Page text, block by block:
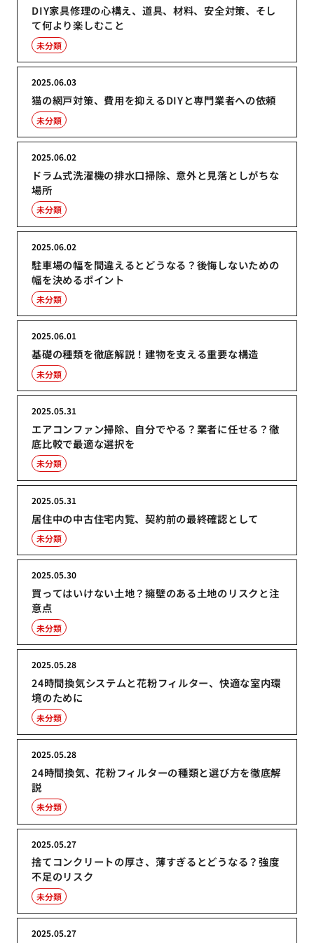
DIY家具修理の心構え、道具、材料、安全対策、そし
て何より楽しむこと
未分類
猫の網戸対策、費用を抑えるDIYと専門業者への依頼
2025.06.03
未分類
ドラム式洗濯機の排水口掃除、意外と見落としがちな
場所
2025.06.02
未分類
駐車場の幅を間違えるとどうなる？後悔しないための
幅を決めるポイント
2025.06.02
未分類
基礎の種類を徹底解説！建物を支える重要な構造
2025.06.01
未分類
エアコンファン掃除、自分でやる？業者に任せる？徹
底比較で最適な選択を
2025.05.31
未分類
居住中の中古住宅内覧、契約前の最終確認として
2025.05.31
未分類
買ってはいけない土地？擁壁のある土地のリスクと注
意点
2025.05.30
未分類
24時間換気システムと花粉フィルター、快適な室内環
境のために
2025.05.28
未分類
24時間換気、花粉フィルターの種類と選び方を徹底解
説
2025.05.28
未分類
捨てコンクリートの厚さ、薄すぎるとどうなる？強度
不足のリスク
2025.05.27
未分類
2025.05.27